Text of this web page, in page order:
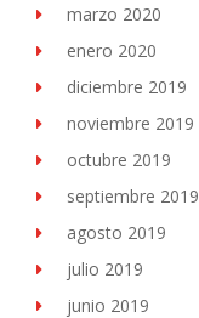
marzo 2020
enero 2020
diciembre 2019
noviembre 2019
octubre 2019
septiembre 2019
agosto 2019
julio 2019
junio 2019